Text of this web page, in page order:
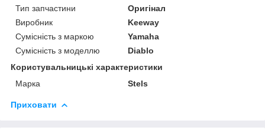
Тип запчастини
Оригінал
Виробник
Keeway
Сумісність з маркою
Yamaha
Сумісність з моделлю
Diablo
Користувальницькі характеристики
Марка
Stels
Приховати